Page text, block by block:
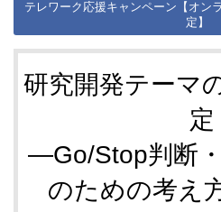
テレワーク応援キャンペーン【オン
定】
研究開発テーマ
定
―Go/Stop判断
のための考え